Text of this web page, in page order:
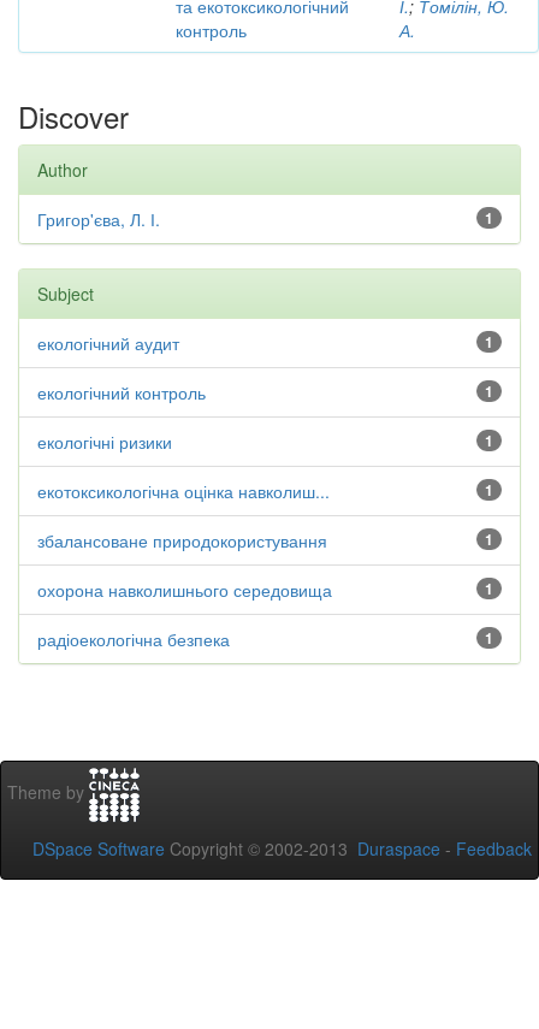
та екотоксикологічний
контроль
І.; Томілін, Ю.
А.
Discover
Author
1
Григор'єва, Л. І.
Subject
1
екологічний аудит
1
екологічний контроль
1
екологічні ризики
1
екотоксикологічна оцінка навколиш...
1
збалансоване природокористування
1
охорона навколишнього середовища
1
радіоекологічна безпека
Theme by
DSpace Software Copyright © 2002-2013 Duraspace - Feedback